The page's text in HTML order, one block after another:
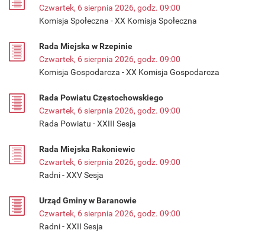
Czwartek, 6 sierpnia 2026, godz. 09:00
Komisja Społeczna - XX Komisja Społeczna
Rada Miejska w Rzepinie
Czwartek, 6 sierpnia 2026, godz. 09:00
Komisja Gospodarcza - XX Komisja Gospodarcza
Rada Powiatu Częstochowskiego
Czwartek, 6 sierpnia 2026, godz. 09:00
Rada Powiatu - XXIII Sesja
Rada Miejska Rakoniewic
Czwartek, 6 sierpnia 2026, godz. 09:00
Radni - XXV Sesja
Urząd Gminy w Baranowie
Czwartek, 6 sierpnia 2026, godz. 09:00
Radni - XXII Sesja